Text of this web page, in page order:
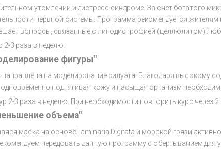
утомлении и дистресс-синдроме. За счет богатого
нервной системы. Программа рекомендуется
вопросы, связанные с липодистрофией (целлюлитом)
2-3 раза в неделю.
фигуры"
на моделирование силуэта. Благодаря высокому
подтягивая кожу и насыщая организм
2-3 раза в неделю. При необходимости повторить курс через 2
объема"
маска на основе Laminaria Digitata и морской грязи
чередовать данную программу с обертыванием